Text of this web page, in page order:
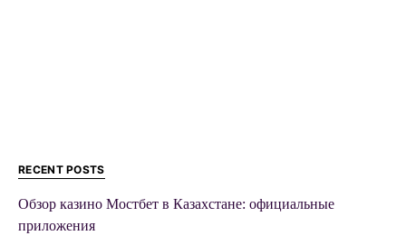
RECENT POSTS
Обзор казино Мостбет в Казахстане: официальные
приложения